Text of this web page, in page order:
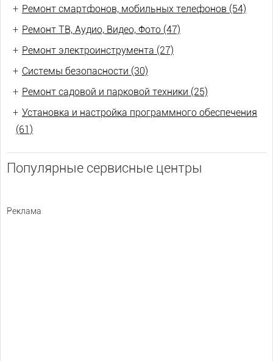
+ Ремонт смартфонов, мобильных телефонов (54)
+ Ремонт ТВ, Аудио, Видео, Фото (47)
+ Ремонт электроинструмента (27)
+ Системы безопасности (30)
+ Ремонт садовой и парковой техники (25)
+ Установка и настройка программного обеспечения
(61)
Популярные сервисные центры
Реклама